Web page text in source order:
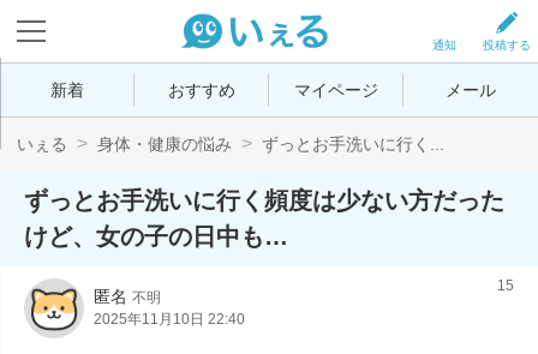
投稿する
通知
新着 おすすめ マイページ メール
いぇる 身体・健康の悩み ずっとお手洗いに行く...
ずっとお手洗いに行く頻度は少ない方だった
けど、女の子の日中も…
匿名 不明
2025年11月10日 22:40
15